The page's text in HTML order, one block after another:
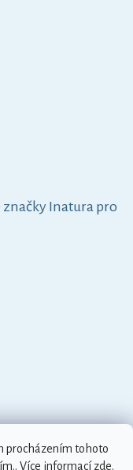
procházením tohoto
Více informací zde.
Inatura pro